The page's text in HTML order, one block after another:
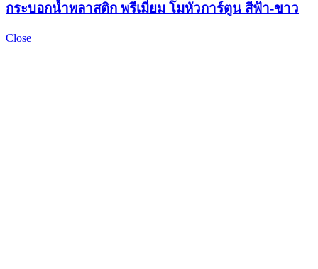
กระบอกน้ำพลาสติก พรีเมี่ยม โมหัวการ์ตูน สีฟ้า-ขาว
Close